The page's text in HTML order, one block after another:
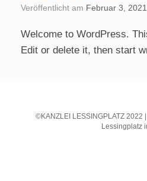
Veröffentlicht am Februar 3, 2021
Welcome to WordPress.
Edit or delete it, then start
©KANZLEI LESSINGPLATZ 2022
Lessingplatz